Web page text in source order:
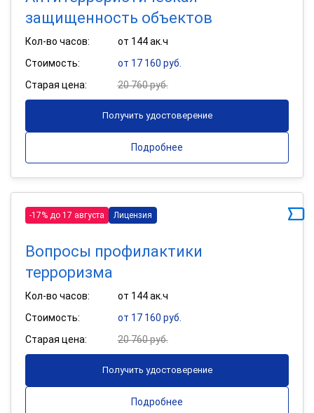
защищенность объектов
Кол-во часов:
от 144 ак.ч
Стоимость:
от 17 160 руб.
Старая цена:
20 760 руб.
Получить удостоверение
Подробнее
-17% до 17 августа Лицензия
Вопросы профилактики
терроризма
Кол-во часов:
от 144 ак.ч
Стоимость:
от 17 160 руб.
Старая цена:
20 760 руб.
Получить удостоверение
Подробнее